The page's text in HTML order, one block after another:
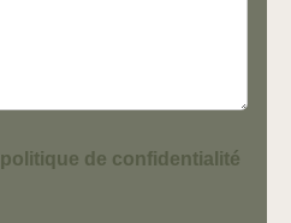
politique de confidentialité